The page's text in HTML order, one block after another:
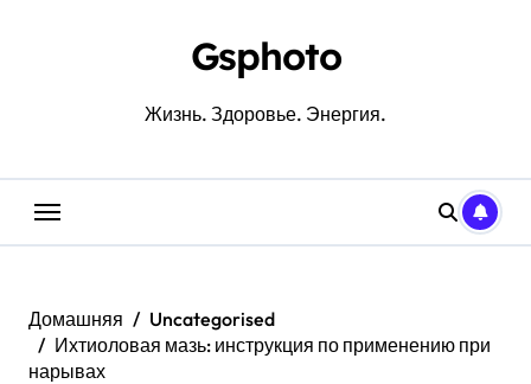
Gsphoto
Жизнь. Здоровье. Энергия.
Домашняя
Uncategorised
Ихтиоловая мазь: инструкция по применению при
нарывах